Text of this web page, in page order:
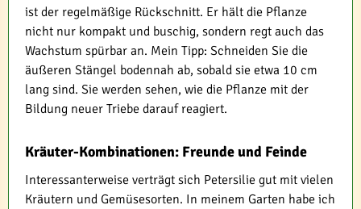
ist der regelmäßige Rückschnitt. Er hält die Pflanze
nicht nur kompakt und buschig, sondern regt auch das
Wachstum spürbar an. Mein Tipp: Schneiden Sie die
äußeren Stängel bodennah ab, sobald sie etwa 10 cm
lang sind. Sie werden sehen, wie die Pflanze mit der
Bildung neuer Triebe darauf reagiert.
Kräuter-Kombinationen: Freunde und Feinde
Interessanterweise verträgt sich Petersilie gut mit vielen
Kräutern und Gemüsesorten. In meinem Garten habe ich